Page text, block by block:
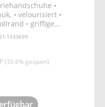
•
• velourisiert •
• griffige
Grün • EN388
Risiken (Abrieb-,
und
1533699
(35.6% gespart)